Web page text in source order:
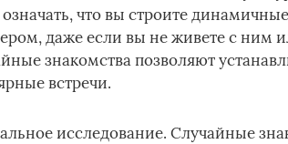
означать, что вы строите
даже если вы не живете с ним
знакомства позволяют
встречи.
исследование. Случайные